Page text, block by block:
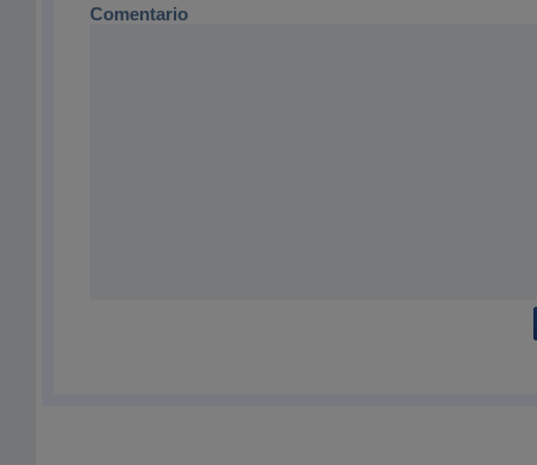
Comentario